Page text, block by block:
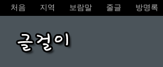
처음 지역 보람말 줄글 방명록
글걸이